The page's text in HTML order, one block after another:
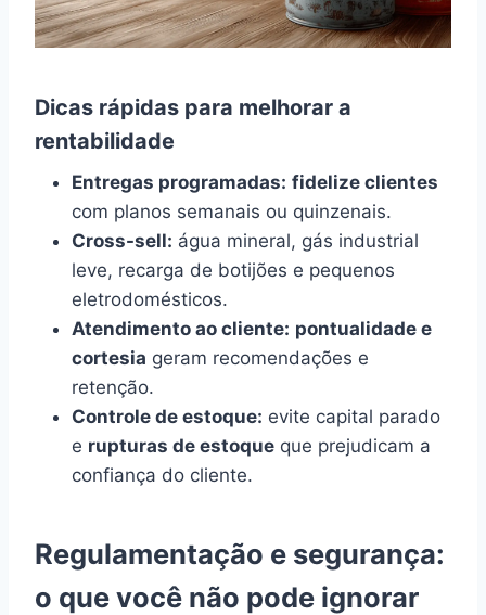
Dicas rápidas para melhorar a
rentabilidade
Entregas programadas: fidelize clientes
com planos semanais ou quinzenais.
Cross-sell: água mineral, gás industrial
leve, recarga de botijões e pequenos
eletrodomésticos.
Atendimento ao cliente: pontualidade e
cortesia geram recomendações e
retenção.
Controle de estoque: evite capital parado
e rupturas de estoque que prejudicam a
confiança do cliente.
Regulamentação e segurança:
o que você não pode ignorar